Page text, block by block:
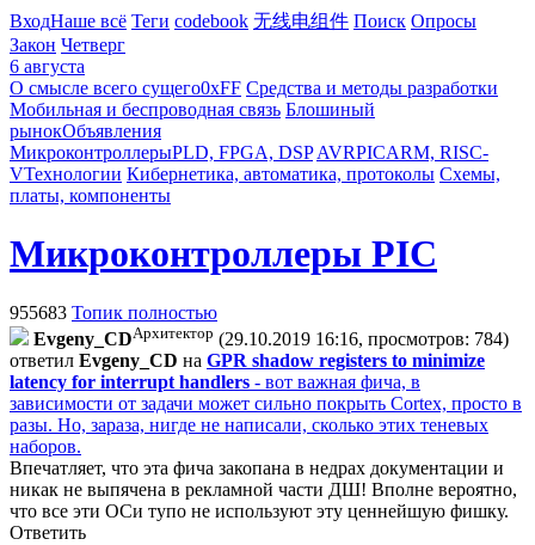
ВходНаше всё Теги codebook 无线电组件 Поиск Опросы
Закон Четверг
6 августа
О смысле всего сущего0xFF Средства и методы разработки
Мобильная и беспроводная связь Блошиный
рынокОбъявления
МикроконтроллерыPLD, FPGA, DSP AVRPICARM, RISC-
VТехнологии Кибернетика, автоматика, протоколы Схемы,
платы, компоненты
Микроконтроллеры PIC
955683 Топик полностью
Evgeny_CDАрхитектор (29.10.2019 16:16, просмотров: 784)
ответил Evgeny_CD на GPR shadow registers to minimize
latency for interrupt handlers - вот важная фича, в
зависимости от задачи может сильно покрыть Cortex, просто в
разы. Но, зараза, нигде не написали, сколько этих теневых
наборов.
Впечатляет, что эта фича закопана в недрах документации и
никак не выпячена в рекламной части ДШ! Вполне вероятно,
что все эти ОСи тупо не используют эту ценнейшую фишку.
Ответить